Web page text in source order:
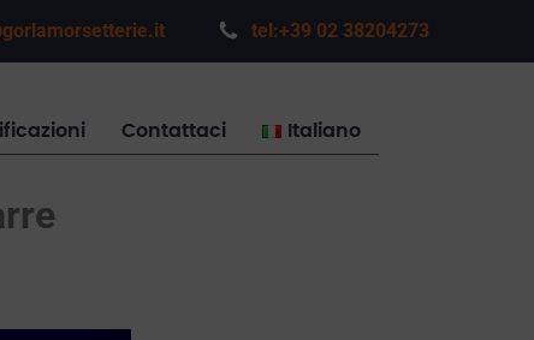
tel:+39 02 38204273
Contattaci Italiano